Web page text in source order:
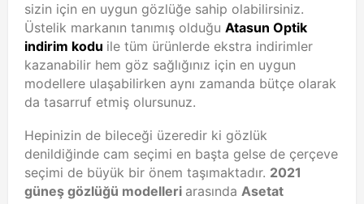
sizin için en uygun gözlüğe sahip olabilirsiniz.
Üstelik markanın tanımış olduğu Atasun Optik
indirim kodu ile tüm ürünlerde ekstra indirimler
kazanabilir hem göz sağlığınız için en uygun
modellere ulaşabilirken aynı zamanda bütçe olarak
da tasarruf etmiş olursunuz.
Hepinizin de bileceği üzeredir ki gözlük
denildiğinde cam seçimi en başta gelse de çerçeve
seçimi de büyük bir önem taşımaktadır. 2021
güneş gözlüğü modelleri arasında Asetat